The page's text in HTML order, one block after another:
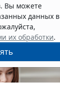
Вы можете
данных в
их обработки.